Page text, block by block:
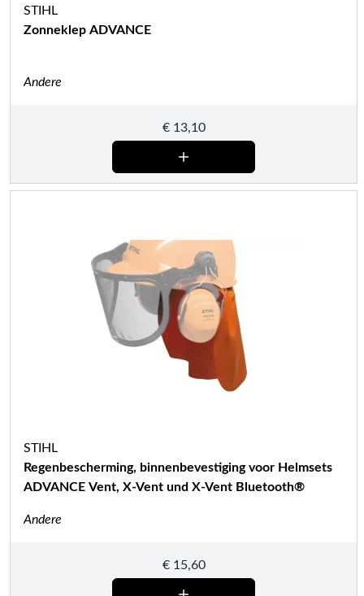
STIHL
Zonneklep ADVANCE
Andere
€13,10
STIHL
Regenbescherming, binnenbevestiging voor Helmsets
ADVANCE Vent, X-Vent und X-Vent Bluetooth®
Andere
€15,60